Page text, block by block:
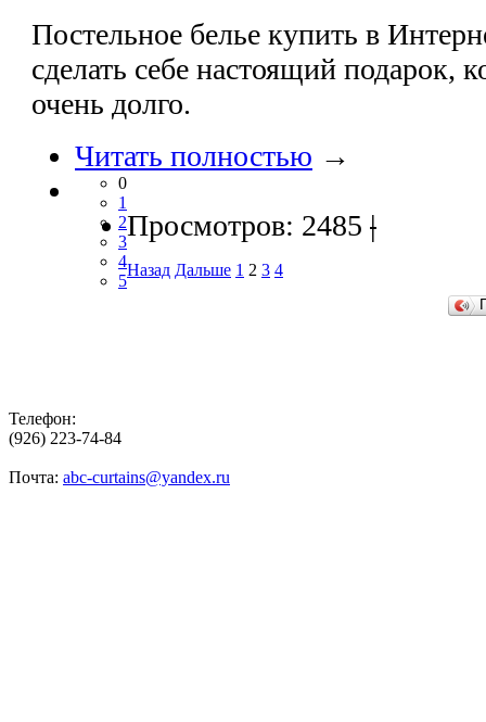
Постельное белье купить в
сделать себе настоящий подарок,
очень долго.
Читать полностью →
0
1
2
3
4
5
Просмотров: 2485 |
Назад Дальше 1 2 3 4
Телефон:
(926) 223-74-84
Почта: abc-curtains@yandex.ru